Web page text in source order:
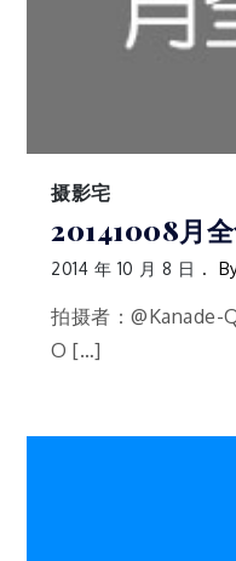
摄影宅
20141008月
2014 年 10 月 8 日
拍摄者：@Kanade-
O […]